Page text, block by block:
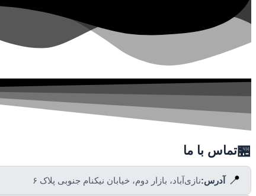
🏪تماس با ما
📍 آدرس:نازی‌آباد، بازار دوم، خیابان نیکنام جنوبی پلاک ۶